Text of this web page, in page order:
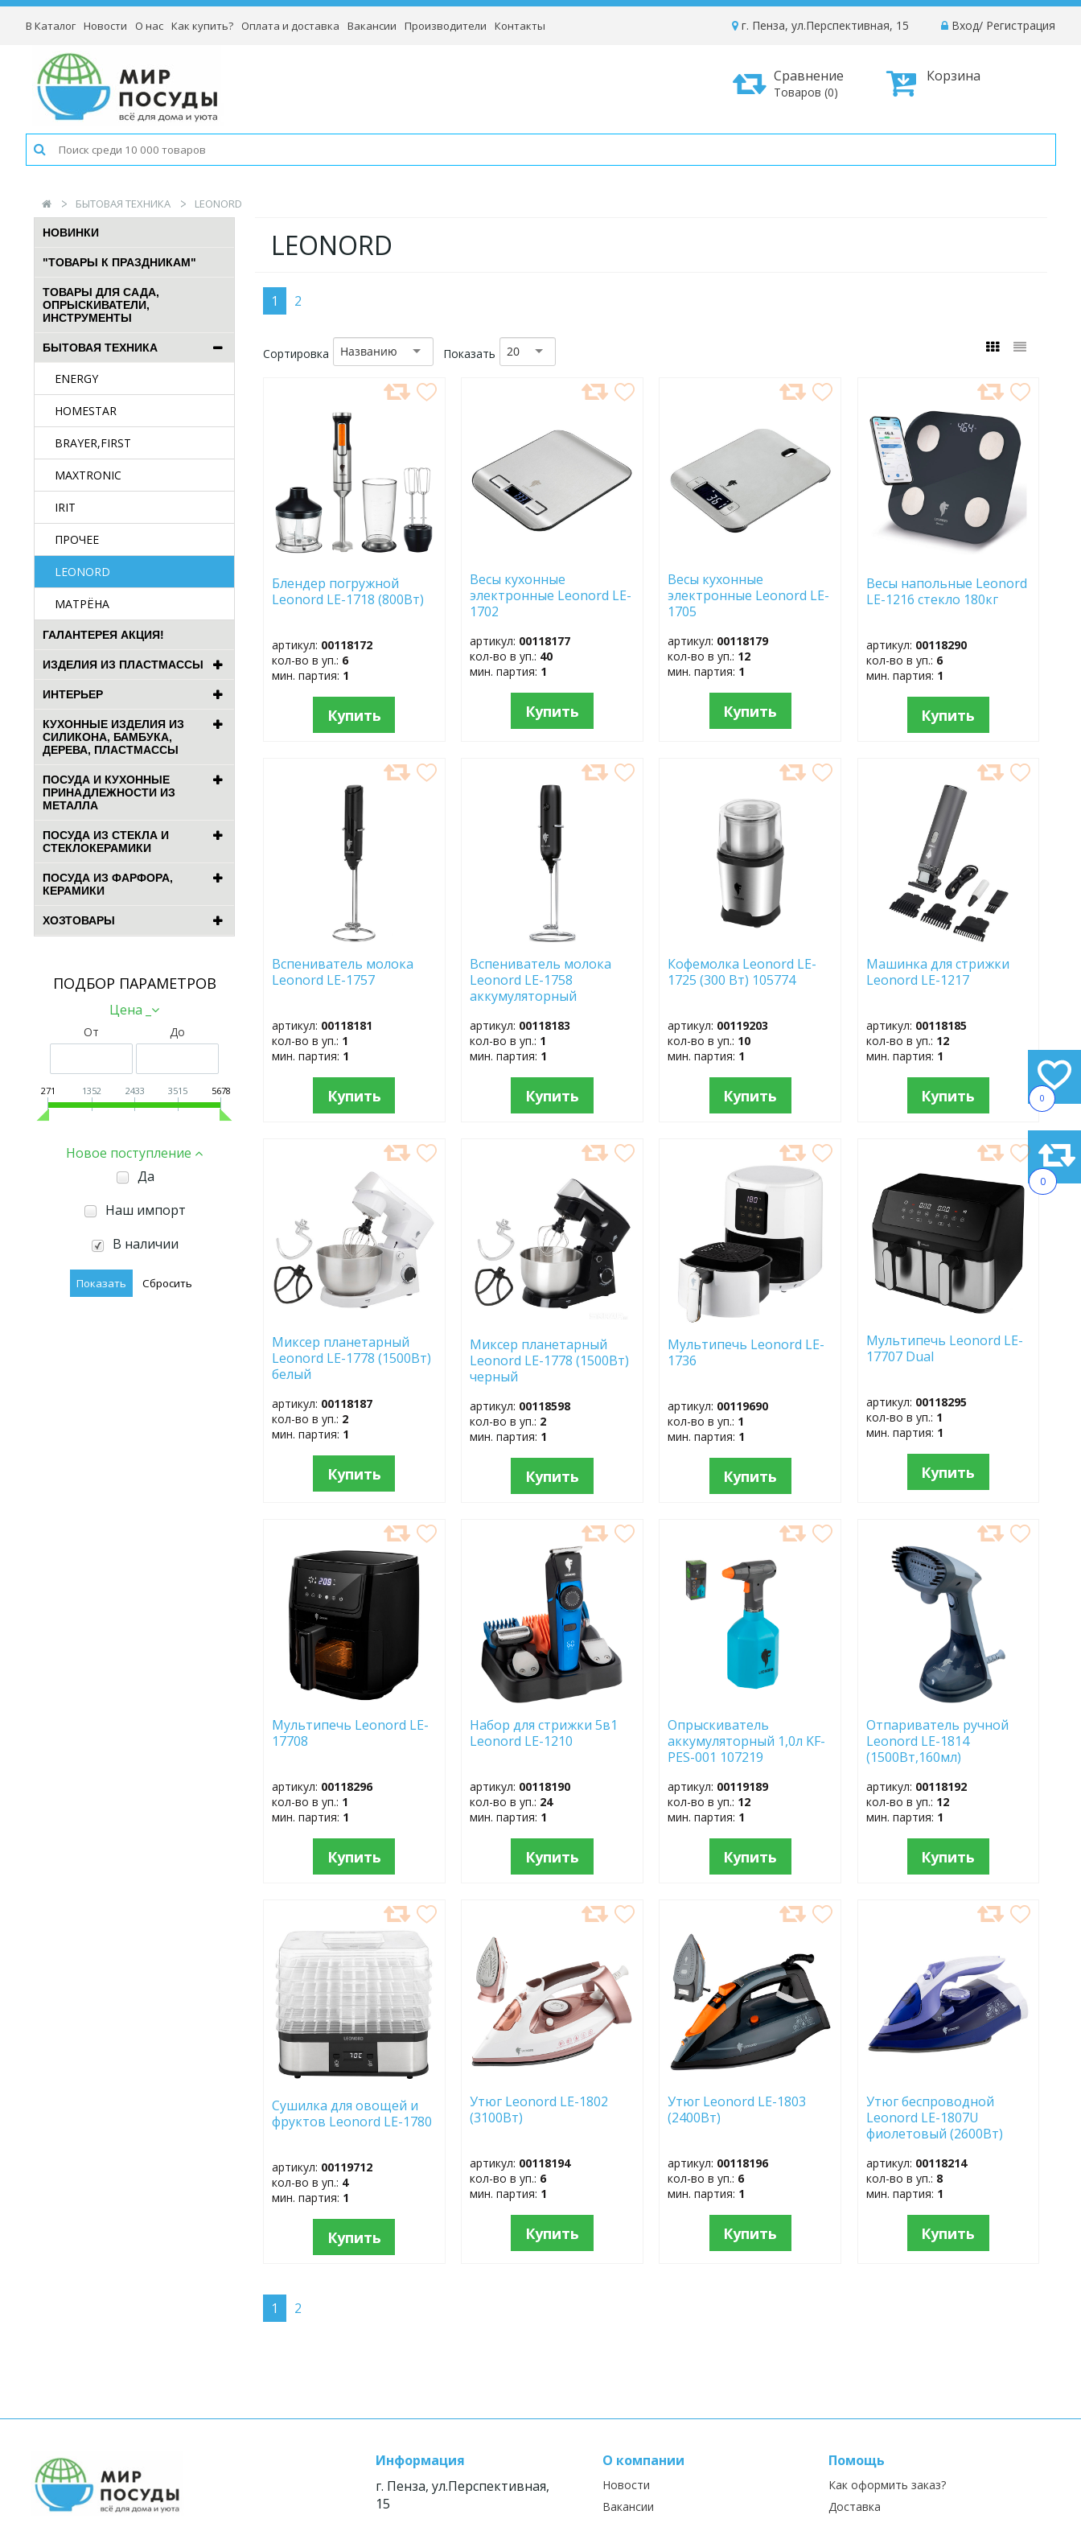
0
0
В Каталог Новости О нас Как купить? Оплата и доставка Вакансии Производители Контакты Вход/ Регистрация
г. Пенза, ул.Перспективная, 15
Корзина
Сравнение
Товаров (0)
БЫТОВАЯ ТЕХНИКА LEONORD
НОВИНКИ
"ТОВАРЫ К ПРАЗДНИКАМ"
ТОВАРЫ ДЛЯ САДА,
ОПРЫСКИВАТЕЛИ,
ИНСТРУМЕНТЫ
БЫТОВАЯ ТЕХНИКА
ENERGY
HOMESTAR
BRAYER,FIRST
MAXTRONIC
IRIT
ПРОЧЕЕ
LEONORD
МАТРЁНА
ГАЛАНТЕРЕЯ АКЦИЯ!
ИЗДЕЛИЯ ИЗ ПЛАСТМАССЫ
ИНТЕРЬЕР
КУХОННЫЕ ИЗДЕЛИЯ ИЗ
СИЛИКОНА, БАМБУКА,
ДЕРЕВА, ПЛАСТМАССЫ
ПОСУДА И КУХОННЫЕ
ПРИНАДЛЕЖНОСТИ ИЗ
МЕТАЛЛА
ПОСУДА ИЗ СТЕКЛА И
СТЕКЛОКЕРАМИКИ
ПОСУДА ИЗ ФАРФОРА,
КЕРАМИКИ
ХОЗТОВАРЫ
ПОДБОР ПАРАМЕТРОВ
Цена _
От До
271 1352 2433 3515 5678
Новое поступление
Да
Наш импорт
В наличии
LEONORD
1 2
Сортировка Названию Показать 20
ИЗБРАННОЕ
Блендер погружной
Leonord LE-1718 (800Вт)
артикул: 00118172
кол-во в уп.: 6
мин. партия: 1
Купить
ИЗБРАННОЕ
Весы кухонные
электронные Leonord LE-
1702
артикул: 00118177
кол-во в уп.: 40
мин. партия: 1
Купить
ИЗБРАННОЕ
Весы кухонные
электронные Leonord LE-
1705
артикул: 00118179
кол-во в уп.: 12
мин. партия: 1
Купить
В
ИЗБРАННОЕ
Весы напольные Leonord
LE-1216 стекло 180кг
артикул: 00118290
кол-во в уп.: 6
мин. партия: 1
Купить
ДОБАВИТЬ
Вспениватель молока
Leonord LE-1757
артикул: 00118181
кол-во в уп.: 1
мин. партия: 1
Купить
ДОБАВИТЬ
ИЗБРАННОЕ
Вспениватель молока
Leonord LE-1758
аккумуляторный
артикул: 00118183
кол-во в уп.: 1
мин. партия: 1
Купить
ИЗБРАННОЕ
Кофемолка Leonord LE-
1725 (300 Вт) 105774
артикул: 00119203
кол-во в уп.: 10
мин. партия: 1
Купить
ДОБАВИТЬ
ИЗБРАННОЕ
Машинка для стрижки
Leonord LE-1217
артикул: 00118185
кол-во в уп.: 12
мин. партия: 1
Купить
ИЗБРАННОЕ
Миксер планетарный
Leonord LE-1778 (1500Вт)
белый
артикул: 00118187
кол-во в уп.: 2
мин. партия: 1
Купить
Миксер планетарный
Leonord LE-1778 (1500Вт)
черный
артикул: 00118598
кол-во в уп.: 2
мин. партия: 1
Купить
ИЗБРАННОЕ
Мультипечь Leonord LE-
1736
артикул: 00119690
кол-во в уп.: 1
мин. партия: 1
Купить
ИЗБРАННОЕ
Мультипечь Leonord LE-
17707 Dual
артикул: 00118295
кол-во в уп.: 1
мин. партия: 1
Купить
В
ИЗБРАННОЕ
Мультипечь Leonord LE-
17708
артикул: 00118296
кол-во в уп.: 1
мин. партия: 1
Купить
ИЗБРАННОЕ
Набор для стрижки 5в1
Leonord LE-1210
артикул: 00118190
кол-во в уп.: 24
мин. партия: 1
Купить
ИЗБРАННОЕ
Опрыскиватель
аккумуляторный 1,0л KF-
PES-001 107219
артикул: 00119189
кол-во в уп.: 12
мин. партия: 1
Купить
В
ИЗБРАННОЕ
Отпариватель ручной
Leonord LE-1814
(1500Вт,160мл)
артикул: 00118192
кол-во в уп.: 12
мин. партия: 1
Купить
ИЗБРАННОЕ
Сушилка для овощей и
фруктов Leonord LE-1780
артикул: 00119712
кол-во в уп.: 4
мин. партия: 1
Купить
ИЗБРАННОЕ
Утюг Leonord LE-1802
(3100Вт)
артикул: 00118194
кол-во в уп.: 6
мин. партия: 1
Купить
В
ИЗБРАННОЕ
Утюг Leonord LE-1803
(2400Вт)
артикул: 00118196
кол-во в уп.: 6
мин. партия: 1
Купить
Утюг беспроводной
Leonord LE-1807U
фиолетовый (2600Вт)
артикул: 00118214
кол-во в уп.: 8
мин. партия: 1
Купить
1 2
Информация
г. Пенза, ул.Перспективная,
15
О компании
Новости
Вакансии
Помощь
Как оформить заказ?
Доставка